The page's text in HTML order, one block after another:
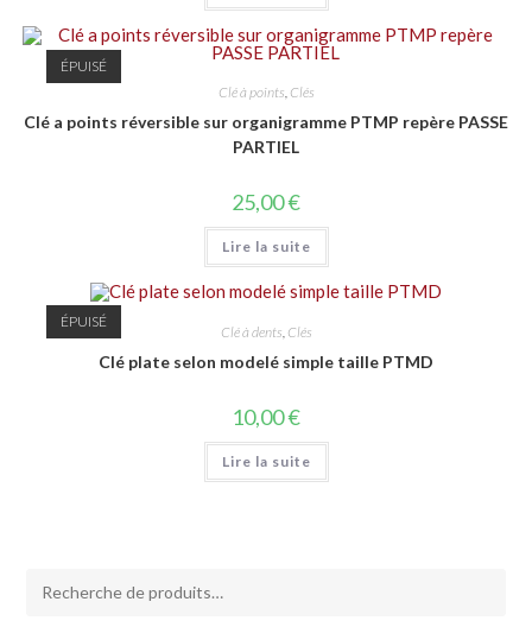
ÉPUISÉ
Clé à points Clés
Clé a points réversible sur organigramme PTMP repère PASSE
PARTIEL
25,00€
Lire la suite
ÉPUISÉ
Clé à dents, Clés
Clé plate selon modelé simple taille PTMD
10,00€
Lire la suite